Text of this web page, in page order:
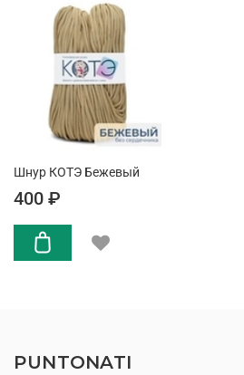
Шнур КОТЭ Бежевый
400 ₽
PUNTONATI